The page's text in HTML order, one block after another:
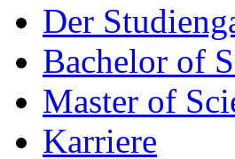
Der
Bachelor of
Master of
Karriere